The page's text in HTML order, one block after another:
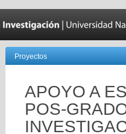
Proyectos
APOYO A
POS-